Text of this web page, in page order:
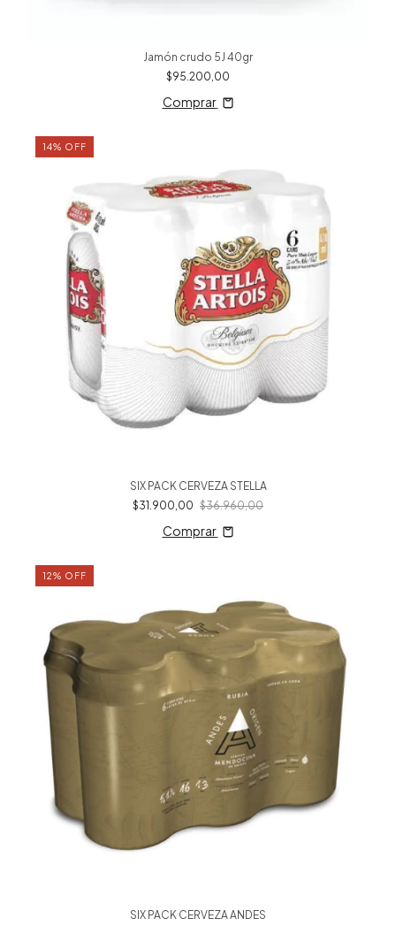
Jamón crudo 5J 40gr
$95.200,00
Comprar
14% OFF
SIX PACK CERVEZA STELLA
$31.900,00 $36.960,00
Comprar
12% OFF
SIX PACK CERVEZA ANDES